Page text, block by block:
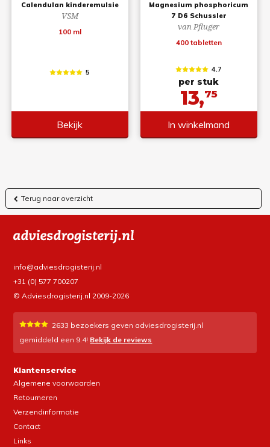
Calendulan kinderemulsie
VSM
100 ml
5
Bekijk
Magnesium phosphoricum
7 D6 Schussler
van Pfluger
400 tabletten
4.7
per stuk
13,75
In winkelmand
Terug naar overzicht
info@adviesdrogisterij.nl
+31 (0) 577 700207
© Adviesdrogisterij.nl 2009-2026
2633 bezoekers geven adviesdrogisterij.nl
gemiddeld een 9.4! Bekijk de reviews
Klantenservice
Algemene voorwaarden
Retourneren
Verzendinformatie
Contact
Links